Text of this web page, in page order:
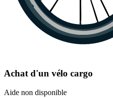
Achat d'un vélo cargo
Aide non disponible